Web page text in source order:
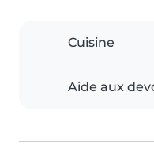
Cuisine
Aide aux